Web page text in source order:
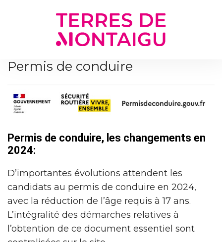
Permis de conduire
Permis de conduire, les changements en
2024:
D’importantes évolutions attendent les
candidats au permis de conduire en 2024,
avec la réduction de l’âge requis à 17 ans.
L’intégralité des démarches relatives à
l’obtention de ce document essentiel sont